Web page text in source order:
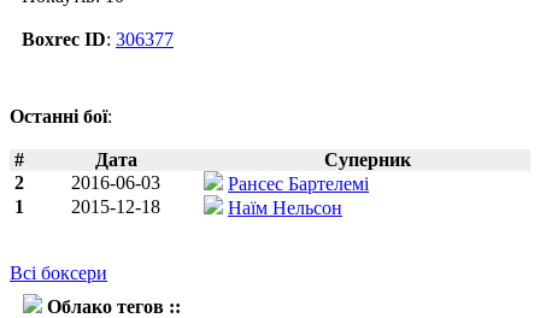
Boxrec ID: 306377
Останні бої:
# Дата
Суперник
2
2016-06-03
Рансес Бартелемі
1
2015-12-18 Наїм Нельсон
Всі боксери
Облако тегов ::